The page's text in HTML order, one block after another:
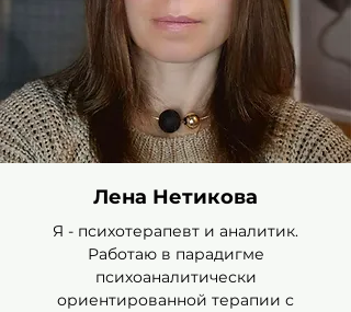
Лена Нетикова
Я - психотерапевт и аналитик.
Работаю в парадигме
психоаналитически
ориентированной терапии с